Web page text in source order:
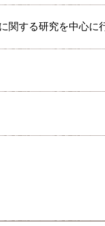
関する研究を中心に